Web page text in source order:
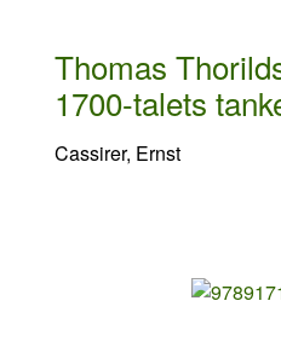
Thomas
1700-talets
Cassirer, Ernst